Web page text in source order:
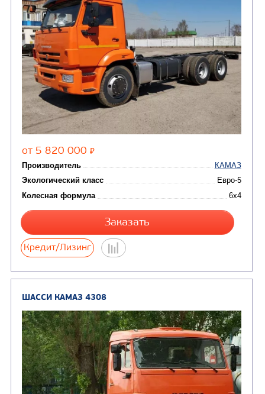
ШАССИ КАМАЗ 65115 В НАЛИЧИИ
Экологический класс
Колесная формула
Заказать
Кредит/Лизинг